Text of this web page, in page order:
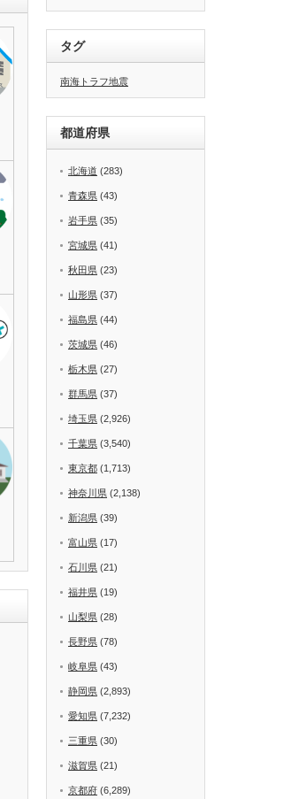
タグ
南海トラフ地震
都道府県
北海道 (283)
青森県 (43)
岩手県 (35)
宮城県 (41)
秋田県 (23)
山形県 (37)
福島県 (44)
茨城県 (46)
栃木県 (27)
群馬県 (37)
埼玉県 (2,926)
千葉県 (3,540)
東京都 (1,713)
神奈川県 (2,138)
新潟県 (39)
富山県 (17)
石川県 (21)
福井県 (19)
山梨県 (28)
長野県 (78)
岐阜県 (43)
静岡県 (2,893)
愛知県 (7,232)
三重県 (30)
滋賀県 (21)
京都府 (6,289)